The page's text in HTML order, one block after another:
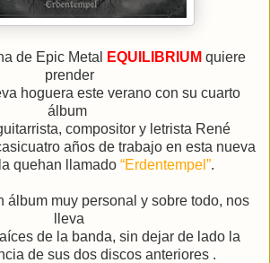
de Epic Metal EQUILIBRIUM quiere
prender
hoguera este verano con su cuarto
álbum
compositor y letrista René
cuatro años de trabajo en esta nueva
quehan llamado “Erdentempel”.
álbum muy personal y sobre todo, nos
lleva
de la banda, sin dejar de lado la
de sus dos discos anteriores .